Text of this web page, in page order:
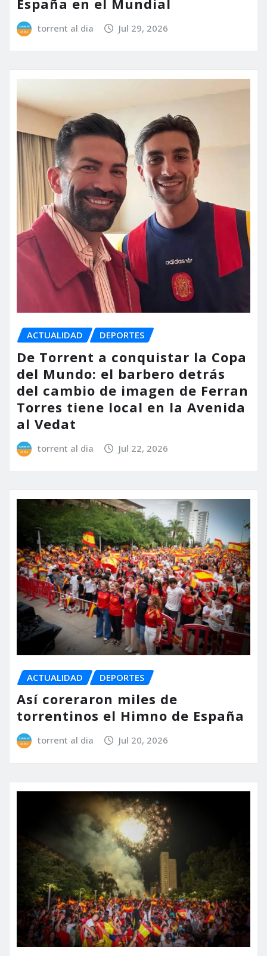
torrent al dia Jul 29, 2026
ACTUALIDAD DEPORTES
De Torrent a conquistar la Copa
del Mundo: el barbero detrás
del cambio de imagen de Ferran
Torres tiene local en la Avenida
al Vedat
torrent al dia Jul 22, 2026
ACTUALIDAD DEPORTES
Así coreraron miles de
torrentinos el Himno de España
torrent al dia Jul 20, 2026